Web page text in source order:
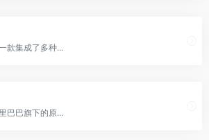
款集成了多种...
巴巴旗下的原...